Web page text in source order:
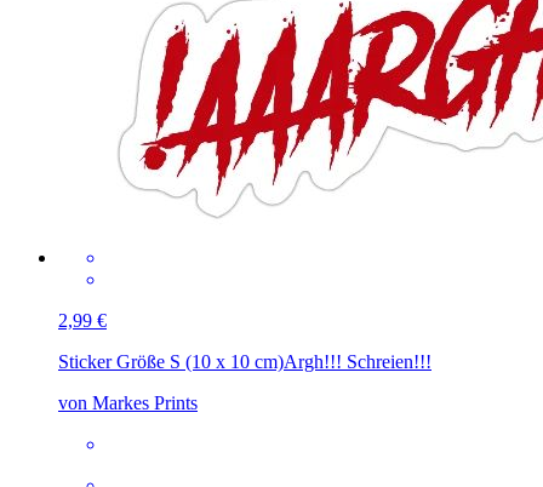
2,99 €
Sticker Größe S (10 x 10 cm)Argh!!! Schreien!!!
von Markes Prints